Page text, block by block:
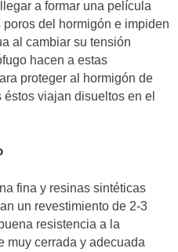
a formar una película
del hormigón e impiden
al cambiar su tensión
hacen a estas
proteger al hormigón de
viajan disueltos en el
fina y resinas sintéticas
un revestimiento de 2-3
resistencia a la
muy cerrada y adecuada